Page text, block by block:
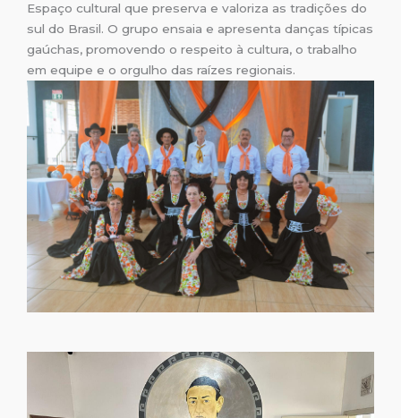
Espaço cultural que preserva e valoriza as tradições do
sul do Brasil. O grupo ensaia e apresenta danças típicas
gaúchas, promovendo o respeito à cultura, o trabalho
em equipe e o orgulho das raízes regionais.